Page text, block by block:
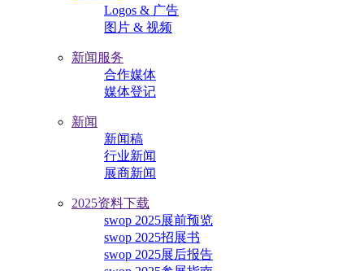
Logos & 广告
图片 & 视频
新闻服务
合作媒体
媒体登记
新闻
新闻稿
行业新闻
展商新闻
2025资料下载
swop 2025展前预览
swop 2025招展书
swop 2025展后报告